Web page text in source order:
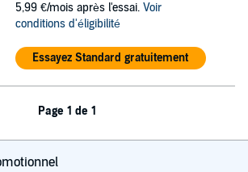
5,99 €/mois après l'essai. Voir
conditions d'éligibilité
Essayez Standard gratuitement
Page 1 de 1